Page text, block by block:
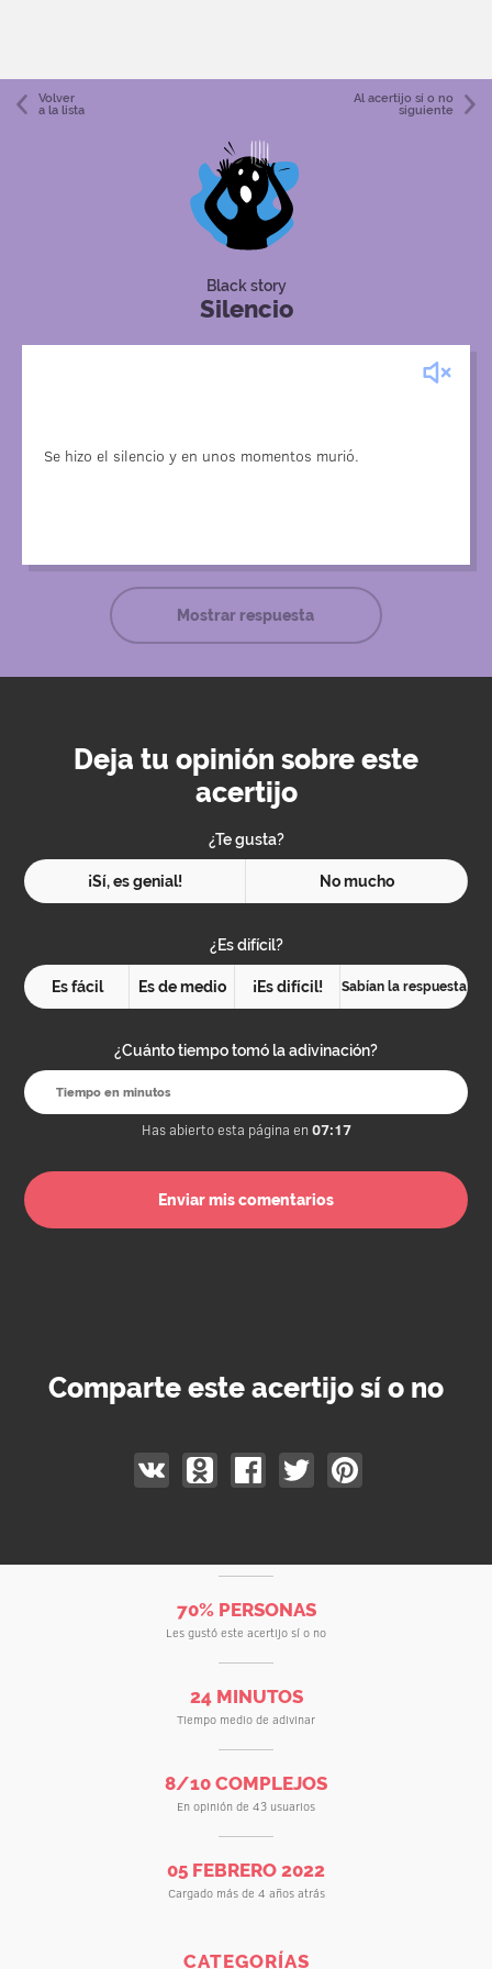
Volver
a la lista
Al acertijo sí o no
siguiente
Black story
Silencio
Se hizo el silencio y en unos momentos murió.
Mostrar respuesta
Deja tu opinión sobre este
acertijo
¿Te gusta?
¡Sí, es genial! No mucho
¿Es difícil?
Es fácil Es de medio ¡Es difícil! Sabían la respuesta
¿Cuánto tiempo tomó la adivinación?
Has abierto esta página en 07:17
Comparte este acertijo sí o no
70% PERSONAS
Les gustó este acertijo sí o no
24 MINUTOS
Tiempo medio de adivinar
8/10 COMPLEJOS
En opinión de 43 usuarios
05 FEBRERO 2022
Cargado más de 4 años atrás
CATEGORÍAS